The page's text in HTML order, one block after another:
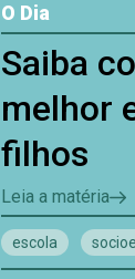
O Dia
Saiba
melhor
filhos
Leia a matéria
escola